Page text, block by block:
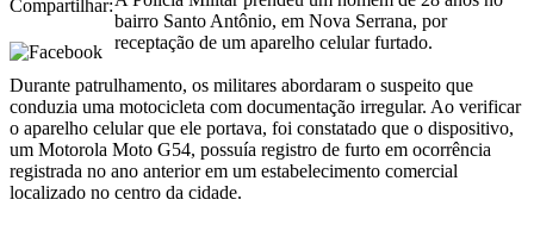
Compartilhar:
bairro Santo Antônio, em Nova Serrana, por
receptação de um aparelho celular furtado.
Durante patrulhamento, os militares abordaram o suspeito que
conduzia uma motocicleta com documentação irregular. Ao verificar
o aparelho celular que ele portava, foi constatado que o dispositivo,
um Motorola Moto G54, possuía registro de furto em ocorrência
registrada no ano anterior em um estabelecimento comercial
localizado no centro da cidade.